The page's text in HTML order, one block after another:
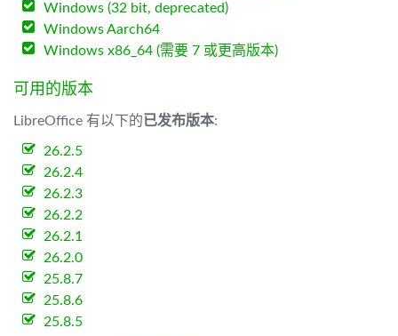
Windows (32 bit, deprecated)
Windows Aarch64
Windows x86_64 (需要 7 或更高版本)
可用的版本
LibreOffice 有以下的已发布版本:
26.2.5
26.2.4
26.2.3
26.2.2
26.2.1
26.2.0
25.8.7
25.8.6
25.8.5